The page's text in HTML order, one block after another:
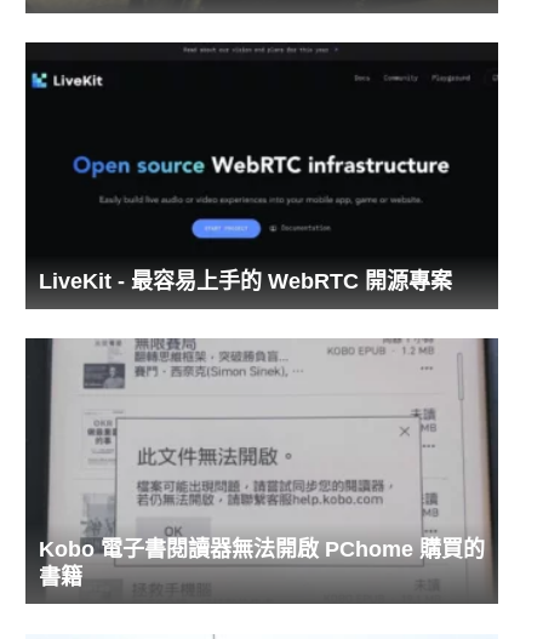
LiveKit - 最容易上手的 WebRTC 開源專案
Kobo 電子書閱讀器無法開啟 PChome 購買的
書籍